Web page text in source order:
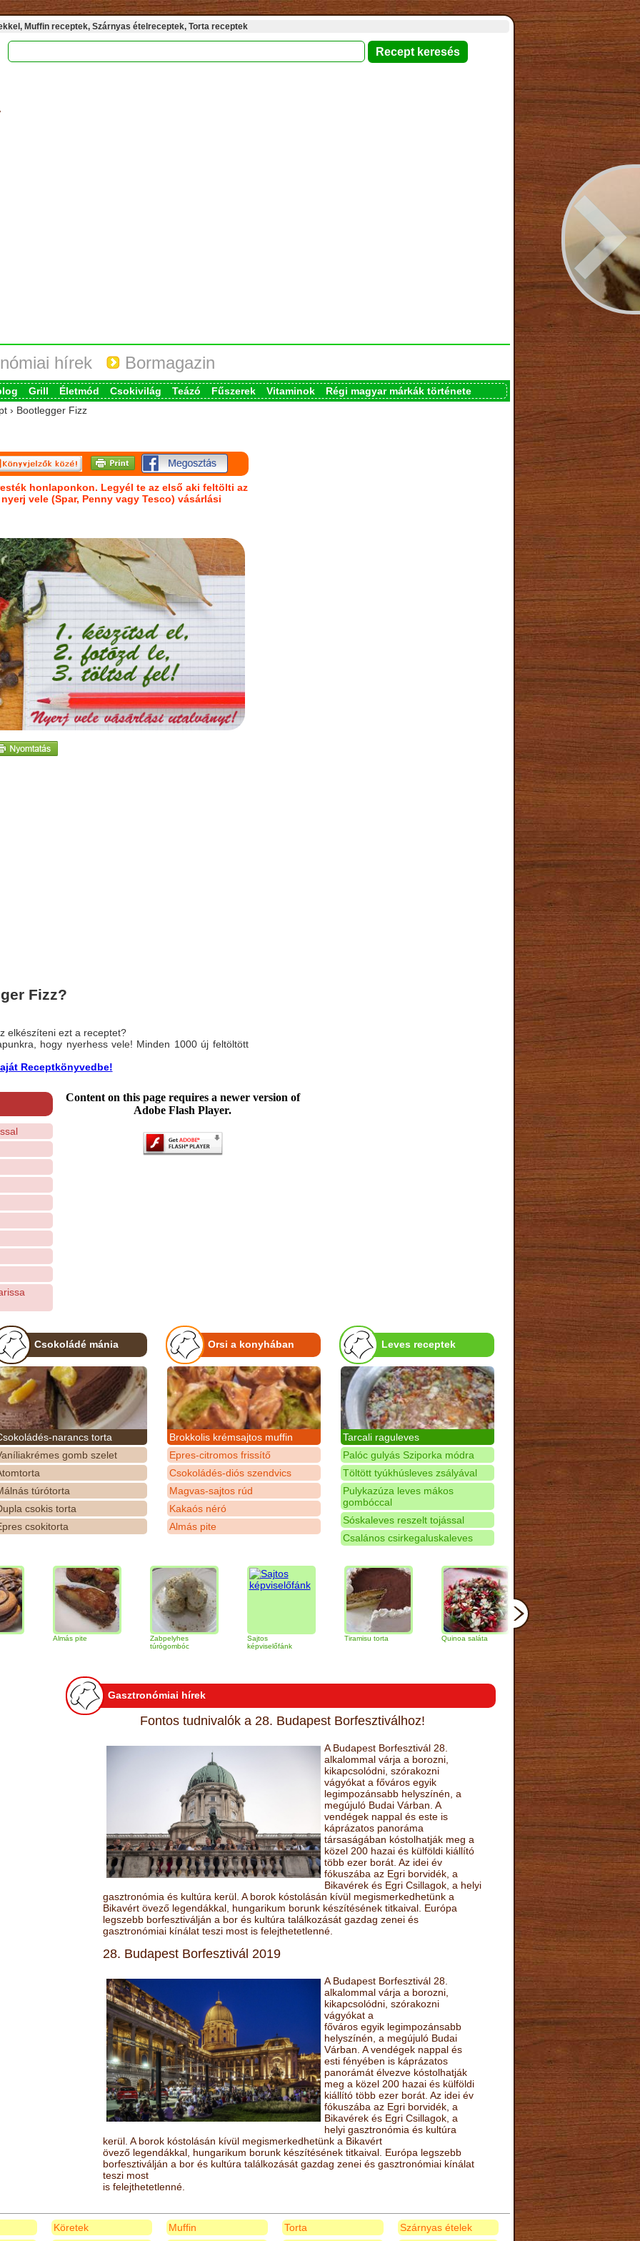
Muffin receptek, Szárnyas ételreceptek, Torta receptek
hírek Bormagazin
Grill Életmód Csokivilág Teázó Fűszerek Vitaminok
Régi magyar márkák története
› Bootlegger Fizz
honlaponkon. Legyél te az első aki feltölti az
vele (Spar, Penny vagy Tesco) vásárlási
Fizz?
elkészíteni ezt a receptet?
hogy nyerhess vele! Minden 1000 új feltöltött
Receptkönyvedbe!
Content on this page requires a newer version of
Adobe Flash Player.
Csokoládé mánia
narancs torta
gomb szelet
túrótorta
csokis torta
csokitorta
Orsi a konyhában
Brokkolis krémsajtos muffin
Epres-citromos frissítő
Csokoládés-diós szendvics
Magvas-sajtos rúd
Kakaós néró
Almás pite
Leves receptek
Tarcali raguleves
Palóc gulyás Sziporka módra
Töltött tyúkhúsleves zsályával
Pulykazúza leves mákos
gombóccal
Sóskaleves reszelt tojással
Csalános csirkegaluskaleves
Zabpelyhes
túrógombóc
képviselőfánk
Tiramisu torta Quinoa saláta Mandulás kifli
Csokoládés-
narancs
Gasztronómiai hírek
Fontos tudnivalók a 28. Budapest Borfesztiválhoz!
A Budapest Borfesztivál 28.
alkalommal várja a borozni,
kikapcsolódni, szórakozni
vágyókat a főváros egyik
legimpozánsabb helyszínén, a
megújuló Budai Várban. A
vendégek nappal és este is
káprázatos panoráma
társaságában kóstolhatják meg a
közel 200 hazai és külföldi kiállító
több ezer borát. Az idei év
fókuszába az Egri borvidék, a
Bikavérek és Egri Csillagok, a helyi
gasztronómia és kultúra kerül. A borok kóstolásán kívül megismerkedhetünk a
Bikavért övező legendákkal, hungarikum borunk készítésének titkaival. Európa
legszebb borfesztiválján a bor és kultúra találkozását gazdag zenei és
gasztronómiai kínálat teszi most is felejthetetlenné.
28. Budapest Borfesztivál 2019
A Budapest Borfesztivál 28.
alkalommal várja a borozni,
kikapcsolódni, szórakozni
vágyókat a
főváros egyik legimpozánsabb
helyszínén, a megújuló Budai
Várban. A vendégek nappal és
esti fényében is káprázatos
panorámát élvezve kóstolhatják
meg a közel 200 hazai és külföldi
kiállító több ezer borát. Az idei év
fókuszába az Egri borvidék, a
Bikavérek és Egri Csillagok, a
helyi gasztronómia és kultúra
kerül. A borok kóstolásán kívül megismerkedhetünk a Bikavért
övező legendákkal, hungarikum borunk készítésének titkaival. Európa legszebb
borfesztiválján a bor és kultúra találkozását gazdag zenei és gasztronómiai kínálat
teszi most
is felejthetetlenné.
Köretek Muffin Torta Szárnyas ételek